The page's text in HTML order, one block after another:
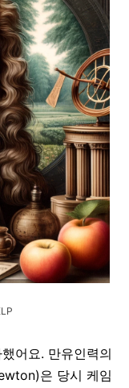
어요. 만유인력의
은 당시 케임